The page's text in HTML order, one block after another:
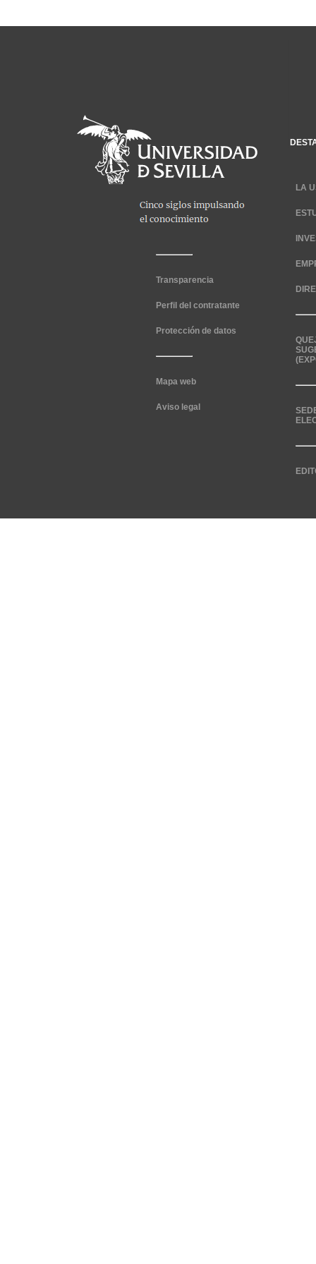
Transparencia
Perfil del contratante
Protección de datos
Mapa web
Aviso legal
LA